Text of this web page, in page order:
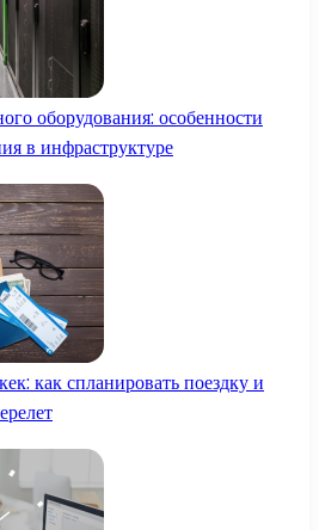
оборудования: особенности
в инфраструктуре
как спланировать поездку и